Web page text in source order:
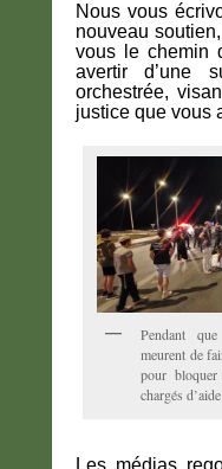
Nous vous
nouveau
vous le chemin
avertir d’une
orchestrée,
justice que vous
Pendant
meurent de
pour bloquer
chargés
Les médias